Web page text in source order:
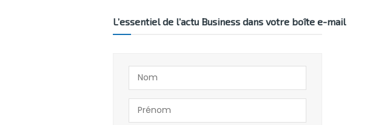
L’essentiel de l’actu Business dans votre boîte e-mail